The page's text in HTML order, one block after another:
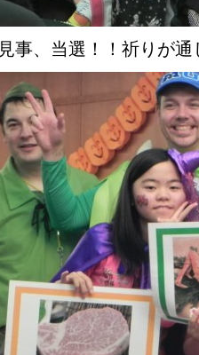
見事、当選！！祈りが